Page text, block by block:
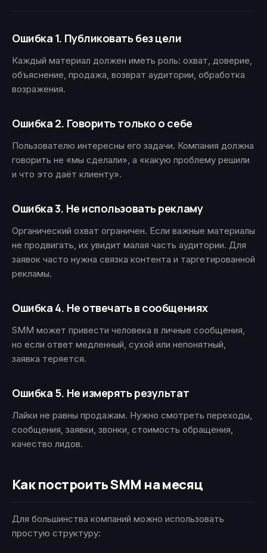
Ошибка 1. Публиковать без цели
Каждый материал должен иметь роль: охват, доверие,
объяснение, продажа, возврат аудитории, обработка
возражения.
Ошибка 2. Говорить только о себе
Пользователю интересны его задачи. Компания должна
говорить не «мы сделали», а «какую проблему решили
и что это даёт клиенту».
Ошибка 3. Не использовать рекламу
Органический охват ограничен. Если важные материалы
не продвигать, их увидит малая часть аудитории. Для
заявок часто нужна связка контента и таргетированной
рекламы.
Ошибка 4. Не отвечать в сообщениях
SMM может привести человека в личные сообщения,
но если ответ медленный, сухой или непонятный,
заявка теряется.
Ошибка 5. Не измерять результат
Лайки не равны продажам. Нужно смотреть переходы,
сообщения, заявки, звонки, стоимость обращения,
качество лидов.
Как построить SMM на месяц
Для большинства компаний можно использовать
простую структуру: